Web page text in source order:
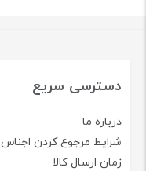
دسترسی سریع
درباره ما
شرایط مرجوع کردن اجناس
زمان ارسال کالا